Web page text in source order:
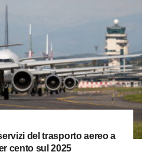
del trasporto aereo a
cento sul 2025